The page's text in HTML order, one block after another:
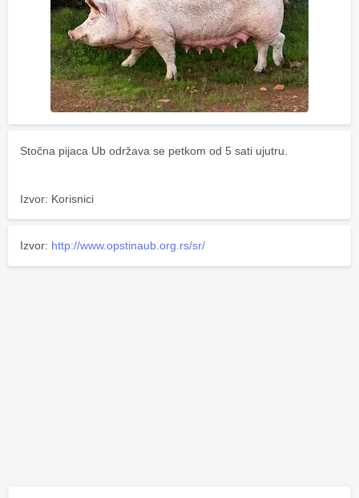
Stočna pijaca Ub održava se petkom od 5 sati ujutru.
Izvor: Korisnici
Izvor: http://www.opstinaub.org.rs/sr/